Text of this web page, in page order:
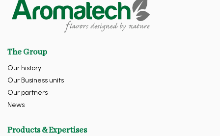
The Group
Our history
Our Business units
Our partners
News
Products & Expertises